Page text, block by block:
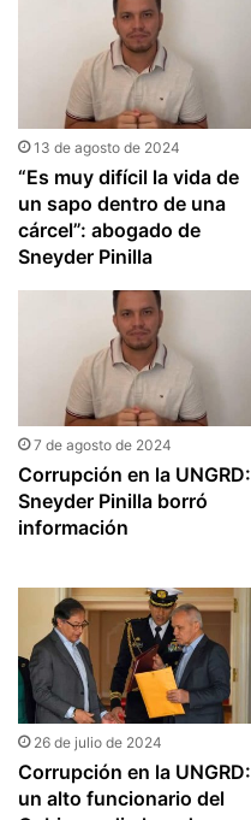
13 de agosto de 2024
“Es muy difícil la vida de
un sapo dentro de una
cárcel”: abogado de
Sneyder Pinilla
7 de agosto de 2024
Corrupción en la UNGRD:
Sneyder Pinilla borró
información
26 de julio de 2024
Corrupción en la UNGRD:
un alto funcionario del